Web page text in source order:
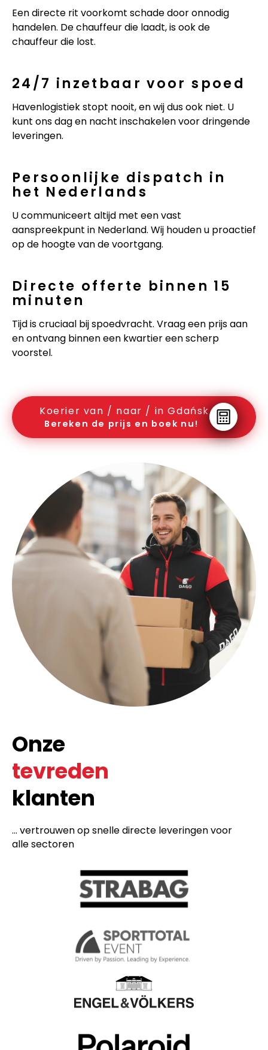
Een directe rit voorkomt schade door onnodig
handelen. De chauffeur die laadt, is ook de
chauffeur die lost.
24/7 inzetbaar voor spoed
Havenlogistiek stopt nooit, en wij dus ook niet. U
kunt ons dag en nacht inschakelen voor dringende
leveringen.
Persoonlijke dispatch in
het Nederlands
U communiceert altijd met een vast
aanspreekpunt in Nederland. Wij houden u proactief
op de hoogte van de voortgang.
Directe offerte binnen 15
minuten
Tijd is cruciaal bij spoedvracht. Vraag een prijs aan
en ontvang binnen een kwartier een scherp
voorstel.
Koerier van / naar / in Gdańsk
Bereken de prijs en boek nu!
Onze
tevreden
klanten
... vertrouwen op snelle directe leveringen voor
alle sectoren